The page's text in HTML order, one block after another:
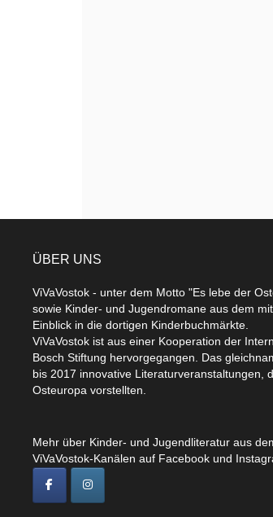
ÜBER UNS
ViVaVostok - unter dem Motto "Es lebe der
sowie Kinder- und Jugendromane aus dem
Einblick in die dortigen Kinderbuchmärkte.
ViVaVostok ist aus einer Kooperation der
Bosch Stiftung hervorgegangen. Das
bis 2017 innovative Literaturveranstaltungen,
Osteuropa vorstellten.
Mehr über Kinder- und Jugendliteratur aus
ViVaVostok-Kanälen auf Facebook und